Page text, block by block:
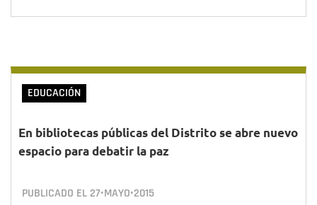
EDUCACIÓN
En bibliotecas públicas del Distrito se abre nuevo
espacio para debatir la paz
PUBLICADO EL 27•MAYO•2015